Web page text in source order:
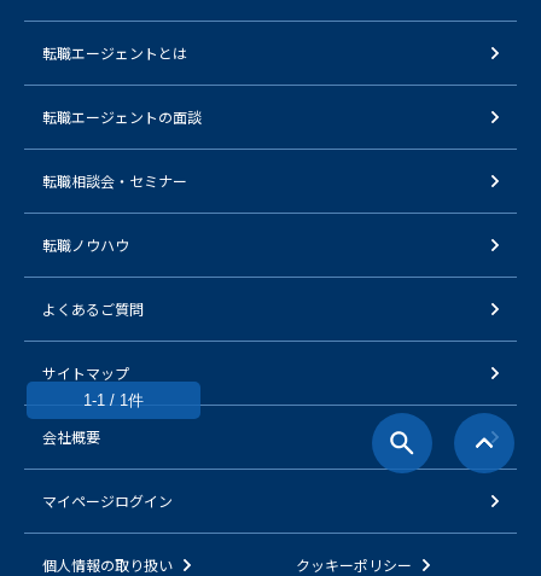
1-1 / 1件
転職エージェントとは
転職エージェントの面談
転職相談会・セミナー
転職ノウハウ
よくあるご質問
サイトマップ
会社概要
マイページログイン
個人情報の取り扱い クッキーポリシー